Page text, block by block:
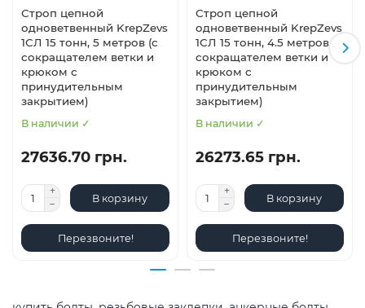
Строп цепной
одноветвенный KrepZevs
1СЛ 15 тонн, 5 метров (с
сокращателем ветки и
крюком с
принудительным
закрытием)
В наличии ✓
27636.70 грн.
В корзину
Перезвоните!
Строп цепной
одноветвенный KrepZevs
1СЛ 15 тонн, 4.5 метров (с
сокращателем ветки и
крюком с
принудительным
закрытием)
В наличии ✓
26273.65 грн.
В корзину
Перезвоните!